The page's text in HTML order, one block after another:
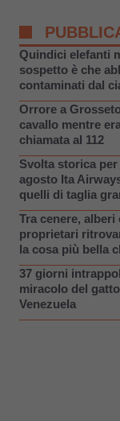
Quindici elefanti
sospetto è che
contaminati dal
Orrore a
cavallo mentre
chiamata al 112
Svolta storica
agosto Ita
quelli di taglia
Tra cenere,
proprietari
la cosa più bella
37 giorni
miracolo del
Venezuela